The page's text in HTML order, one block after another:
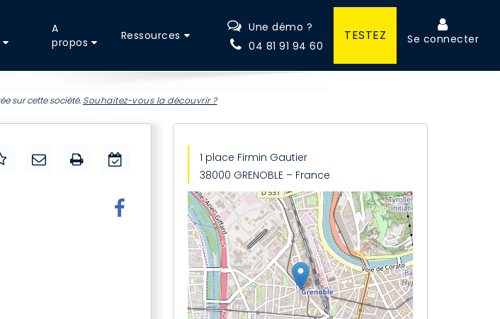
A
propos
Ressources
Une démo ?
04 81 91 94 60
TESTEZ Se connecter
sur cette société. Souhaitez-vous la découvrir ?
1 place Firmin Gautier
38000 GRENOBLE – France